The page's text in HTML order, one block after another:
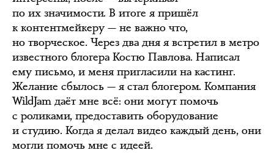
по их значимости. В итоге я пришёл
к контентмейкеру — не важно что,
но творческое. Через два дня я встретил в метро
известного блогера Костю Павлова. Написал
ему письмо, и меня пригласили на кастинг.
Желание сбылось — я стал блогером. Компания
WildJam даёт мне всё: они могут помочь
с роликами, предоставить оборудование
и студию. Когда я делал видео каждый день, они
могли помочь мне с идеей.